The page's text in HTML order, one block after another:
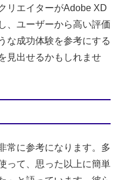
リエイターがAdobe XD
、ユーザーから高い評価
な成功体験を参考にする
見出せるかもしれませ
常に参考になります。多
って、思った以上に簡単